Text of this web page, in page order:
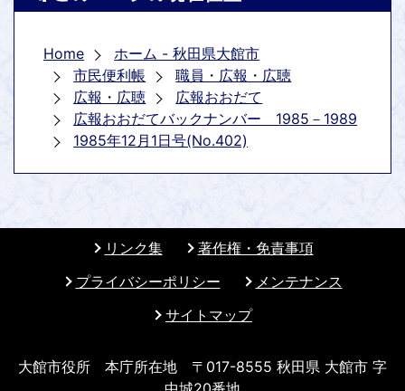
Home
ホーム - 秋田県大館市
市民便利帳
職員・広報・広聴
広報・広聴
広報おおだて
広報おおだてバックナンバー 1985－1989
1985年12月1日号(No.402)
リンク集
著作権・免責事項
プライバシーポリシー
メンテナンス
サイトマップ
大館市役所 本庁所在地 〒017-8555 秋田県 大館市 字